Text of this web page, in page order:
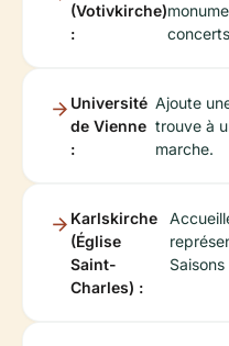
(Votivkirche)
:
Université
de Vienne
:
Ajoute
trouve à
marche.
Karlskirche
(Église
Saint-
Charles) :